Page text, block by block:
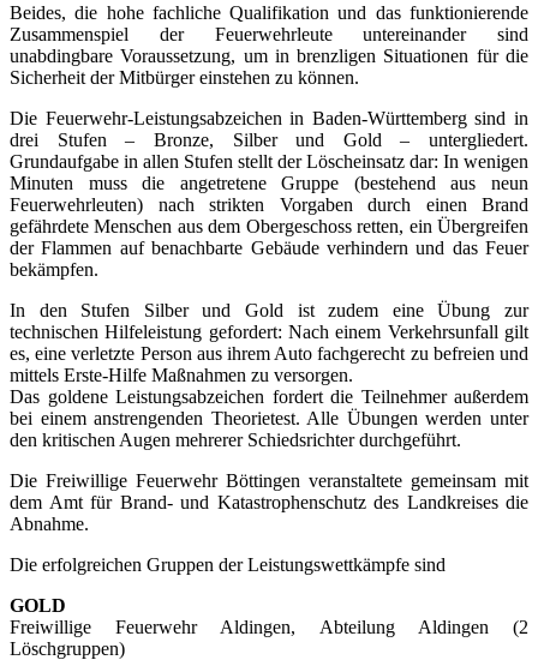
Beides, die hohe fachliche Qualifikation und das funktionierende
Zusammenspiel der Feuerwehrleute untereinander sind
unabdingbare Voraussetzung, um in brenzligen Situationen für die
Sicherheit der Mitbürger einstehen zu können.
Die Feuerwehr-Leistungsabzeichen in Baden-Württemberg sind in
drei Stufen – Bronze, Silber und Gold – untergliedert.
Grundaufgabe in allen Stufen stellt der Löscheinsatz dar: In wenigen
Minuten muss die angetretene Gruppe (bestehend aus neun
Feuerwehrleuten) nach strikten Vorgaben durch einen Brand
gefährdete Menschen aus dem Obergeschoss retten, ein Übergreifen
der Flammen auf benachbarte Gebäude verhindern und das Feuer
bekämpfen.
In den Stufen Silber und Gold ist zudem eine Übung zur
technischen Hilfeleistung gefordert: Nach einem Verkehrsunfall gilt
es, eine verletzte Person aus ihrem Auto fachgerecht zu befreien und
mittels Erste-Hilfe Maßnahmen zu versorgen.
Das goldene Leistungsabzeichen fordert die Teilnehmer außerdem
bei einem anstrengenden Theorietest. Alle Übungen werden unter
den kritischen Augen mehrerer Schiedsrichter durchgeführt.
Die Freiwillige Feuerwehr Böttingen veranstaltete gemeinsam mit
dem Amt für Brand- und Katastrophenschutz des Landkreises die
Abnahme.
Die erfolgreichen Gruppen der Leistungswettkämpfe sind
GOLD
Freiwillige Feuerwehr Aldingen, Abteilung Aldingen (2
Löschgruppen)